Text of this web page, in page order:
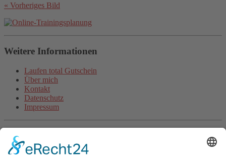
« Vorheriges Bild
Weitere Informationen
Laufen total Gutschein
Über mich
Kontakt
Datenschutz
Impressum
Aktuelle Artikel
Steigerungsläufe machen schneller (inkl. Video)